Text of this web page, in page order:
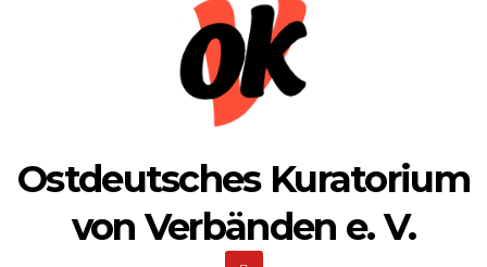
Ostdeutsches Kuratorium
von Verbänden e. V.